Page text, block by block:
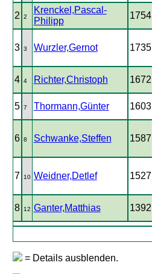
2 2
Krenckel,Pascal-
Philipp
1754
3 3 Wurzler,Gernot 1735
4 4 Richter,Christoph 1672
5 7 Thormann,Günter 1603
6 8 Schwanke,Steffen 1587
7 10 Weidner,Detlef 1527
8 12 Ganter,Matthias 1392
= Details ausblenden.